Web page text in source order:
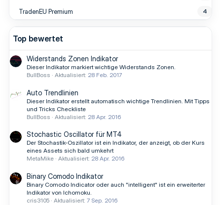
TradenEU Premium 4
Top bewertet
Widerstands Zonen Indikator
Dieser Indikator markiert wichtige Widerstands Zonen.
BullBoss
Aktualisiert: 28 Feb. 2017
Auto Trendlinien
Dieser Indikator erstellt automatisch wichtige Trendlinien. Mit Tipps
und Tricks Checkliste
BullBoss
Aktualisiert: 28 Apr. 2016
Stochastic Oscillator für MT4
Der Stochastik-Oszillator ist ein Indikator, der anzeigt, ob der Kurs
eines Assets sich bald umkehrt
MetaMike Aktualisiert: 28 Apr. 2016
Binary Comodo Indikator
Binary Comodo Indicator oder auch "intelligent" ist ein erweiterter
Indikator von Ichomoku.
cris3105 Aktualisiert: 7 Sep. 2016